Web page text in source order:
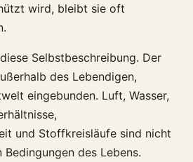
wird, bleibt sie oft
Selbstbeschreibung. Der
des Lebendigen,
eingebunden. Luft, Wasser,
und Stoffkreisläufe sind nicht
des Lebens.